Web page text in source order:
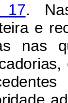
17.
e
nas